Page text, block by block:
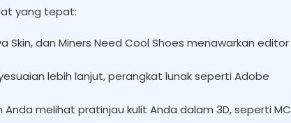
yang tepat:
Skin, dan Miners Need Cool Shoes menawarkan editor
lebih lanjut, perangkat lunak seperti Adobe
Anda melihat pratinjau kulit Anda dalam 3D, seperti MC